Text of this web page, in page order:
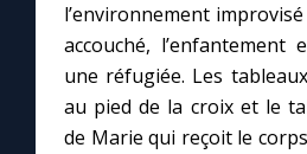
l’environnement
accouché,
une réfugiée. Les
au pied de la croix et le
de Marie qui reçoit le